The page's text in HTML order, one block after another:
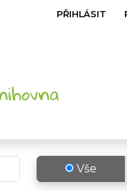
PŘIHLÁSIT
Vše